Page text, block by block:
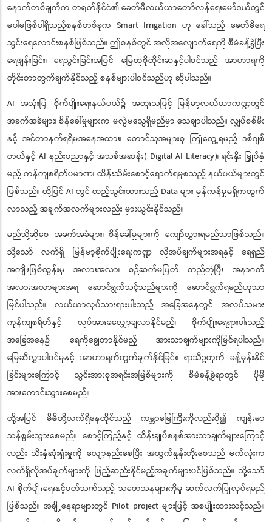
နောက်တစ်ချက်က တရုတ်နိုင်ငံ၏ ခေတ်မီလယ်ယာတော်လှန်ရေးမော်ဒယ်တွင်
မပါမဖြစ်ပါရှိသည့်စနစ်တစ်ခုက Smart Irrigation ဟု ခေါ်သည့် ခေတ်မီရေ
သွင်းရေလောင်းစနစ်ဖြစ်သည်။ ဤစနစ်တွင် အလိုအလျောက်ရေကို စီမံခန့်ခွဲပြီး
ရေဖျန်းခြင်း၊ ရေသွင်းခြင်းအပြင် မြေထုစိုထိုင်းဆနှင့်ပါဝင်သည့် အာဟာရကို
တိုင်းတာတွက်ချက်နိုင်သည့် စနစ်များပါဝင်သည်ဟု ဆိုပါသည်။
AI အသုံးပြု စိုက်ပျိုးရေးနယ်ပယ်၌ အထူးသဖြင့် မြန်မာ့လယ်ယာကဏ္ဍတွင်
အခက်အခဲများ၊ စိန်ခေါ်မှုများက မလွဲမသွေရှိမည်မှာ သေချာပါသည်။ လျှပ်စစ်မီး
နှင့် အင်တာနက်ရရှိမှုအနေအထား၊ တောင်သူအများစု ကြုံတွေ့ရမည့် ဒစ်ဂျစ်
တယ်နှင့် AI နည်းပညာနှင့် အသစ်အဆန်း( Digital AI Literacy)၊ ရင်းနှီး မြှုပ်နှံ
မည့် ကုန်ကျစရိတ်ပမာဏ၊ ထိန်းသိမ်းစောင့်ရှောက်ရမှုစသည့် နယ်ပယ်များတွင်
ဖြစ်သည်။ ထို့ပြင် AI တွင် ထည့်သွင်းထားသည့် Data များ မှန်ကန်မှုမရှိကထွက်
လာသည့် အချက်အလက်များလည်း မှားယွင်းနိုင်သည်။
မည်သို့ဆိုစေ အခက်အခဲများ၊ စိန်ခေါ်မှုများကို ကျော်လွှားရမည်သာဖြစ်သည်။
သို့သော် လက်ရှိ မြန်မာ့စိုက်ပျိုးရေးကဏ္ဍ လိုအပ်ချက်များအရနှင့် ရေရှည်
အကျိုးဖြစ်ထွန်းမှု အလားအလာ၊ စဉ်ဆက်မပြတ် တည်တံ့ပြီး အနာဂတ်
အလားအလာများအရ ဆောင်ရွက်သင့်သည်များကို ဆောင်ရွက်ရမည်ဟုသာ
မြင်ပါသည်။ လယ်ယာလုပ်သားရှားပါးသည့် အခြေအနေတွင် အလုပ်သမား
ကုန်ကျစရိတ်နှင့် လုပ်အားခလျှော့ချလာနိုင်မည့်၊ စိုက်ပျိုးရေရှားပါးသည့်
အခြေအနေ၌ ရေကိုချွေတာနိုင်မည့် အားသာချက်များကိုမြင်ရပါသည်။
မြေဆီလွှာပါဝင်မှုနှင့် အာဟာရကိုတွက်ချက်နိုင်ခြင်း၊ ရာသီဥတုကို ခန့်မှန်းနိုင်
ခြင်းများကြောင့် သွင်းအားစုအရင်းအမြစ်များကို စီမံခန့်ခွဲရာတွင် ပိုမို
အားကောင်းသွားစေမည်။
ထို့အပြင် မိမိတို့လက်ရှိနေထိုင်သည့် ကမ္ဘာမြေကြီးကိုလည်းပို၍ ကျန်းမာ
သန်စွမ်းသွားစေမည်။ စောင့်ကြည့်နှင့် ထိန်းချုပ်စနစ်အားသာချက်များကြောင့်
လည်း သီးနှံဆုံးရှုံးမှုကို လျော့နည်းစေပြီး အထွက်နှုန်းတိုးစေသည့် မက်လုံးက
လက်ရှိလိုအပ်ချက်များကို ဖြည့်ဆည်းနိုင်မည့်အချက်များပင်ဖြစ်သည်။ သို့သော်
AI စိုက်ပျိုးရေးနှင့်ပတ်သက်သည့် သုတေသနများကိုမူ ဆက်လက်ပြုလုပ်ရမည်
ဖြစ်သည်။ အချို့နေရာများတွင် Pilot project များဖြင့် အစပျိုးထားသင့်သည်။